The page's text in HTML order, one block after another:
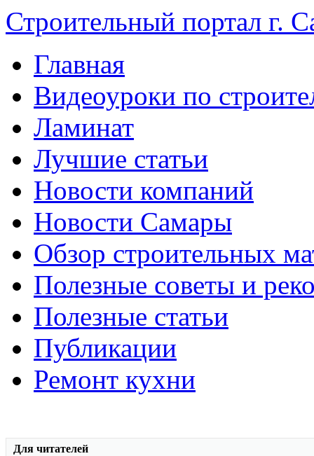
Строительный портал г.
Главная
Видеоуроки по
Ламинат
Лучшие статьи
Новости компаний
Новости Самары
Обзор строительных
Полезные советы и
Полезные статьи
Публикации
Ремонт кухни
Для читателей